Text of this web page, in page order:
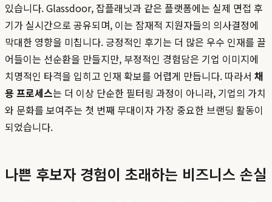
있습니다. Glassdoor, 잡플래닛과 같은 플랫폼에는 실제 면접 후
기가 실시간으로 공유되며, 이는 잠재적 지원자들의 의사결정에
막대한 영향을 미칩니다. 긍정적인 후기는 더 많은 우수 인재를 끌
어들이는 선순환을 만들지만, 부정적인 경험담은 기업 이미지에
치명적인 타격을 입히고 인재 확보를 어렵게 만듭니다. 따라서 채
용 프로세스는 더 이상 단순한 필터링 과정이 아니라, 기업의 가치
와 문화를 보여주는 첫 번째 무대이자 가장 중요한 브랜딩 활동이
되었습니다.
나쁜 후보자 경험이 초래하는 비즈니스 손실